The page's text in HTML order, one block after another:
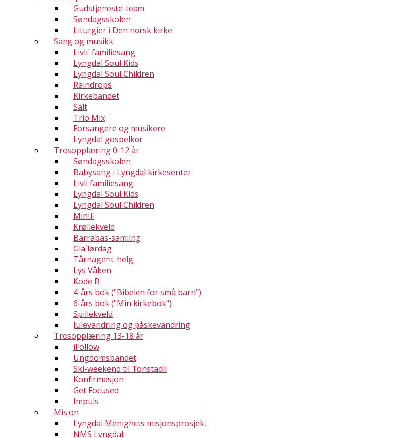
Gudstjeneste-team
Søndagsskolen
Liturgier i Den norsk kirke
Sang og musikk
Livli´ familiesang
Lyngdal Soul Kids
Lyngdal Soul Children
Raindrops
Kirkebandet
Salt
Trio Mix
Forsangere og musikere
Lyngdal gospelkor
Trosopplæring 0-12 år
Søndagsskolen
Babysang i Lyngdal kirkesenter
Livli familiesang
Lyngdal Soul Kids
Lyngdal Soul Children
MinIF
Krøllekveld
Barrabas-samling
Gla´lørdag
Tårnagent-helg
Lys Våken
Kode B
4-års bok ("Bibelen for små barn")
6-års bok ("Min kirkebok")
Spillekveld
Julevandring og påskevandring
Trosopplæring 13-18 år
iFollow
Ungdomsbandet
Ski-weekend til Tonstadli
Konfirmasjon
Get Focused
Impuls
Misjon
Lyngdal Menighets misjonsprosjekt
NMS Lyngdal